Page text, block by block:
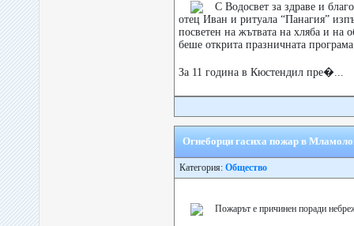
С Водосвет за здраве и
отец Иван и ритуала “Панагия”
посветен на жътвата на хляба и на
беше открита празничната
За 11 година в Кюстендил пре�...
Огнеборци гасиха пожар в
Категория: Общество
Пожарът е причинен поради